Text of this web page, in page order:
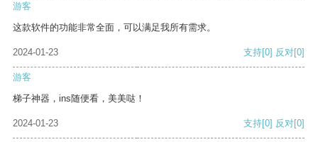
游客
这款软件的功能非常全面，可以满足我所有需求。
2024-01-23 支持[0] 反对[0]
游客
梯子神器，ins随便看，美美哒！
2024-01-23 支持[0] 反对[0]